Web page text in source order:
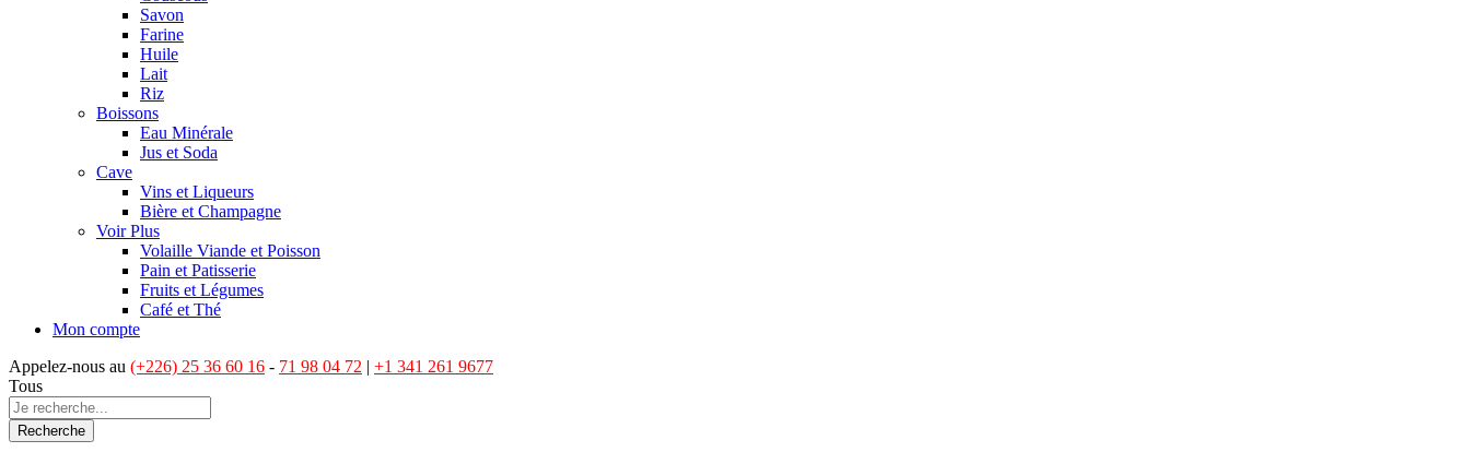
Savon
Farine
Huile
Lait
Riz
Boissons
Eau Minérale
Jus et Soda
Cave
Vins et Liqueurs
Bière et Champagne
Voir Plus
Volaille Viande et Poisson
Pain et Patisserie
Fruits et Légumes
Café et Thé
Mon compte
Appelez-nous au (+226) 25 36 60 16 - 71 98 04 72 | +1 341 261 9677
Tous
Recherche